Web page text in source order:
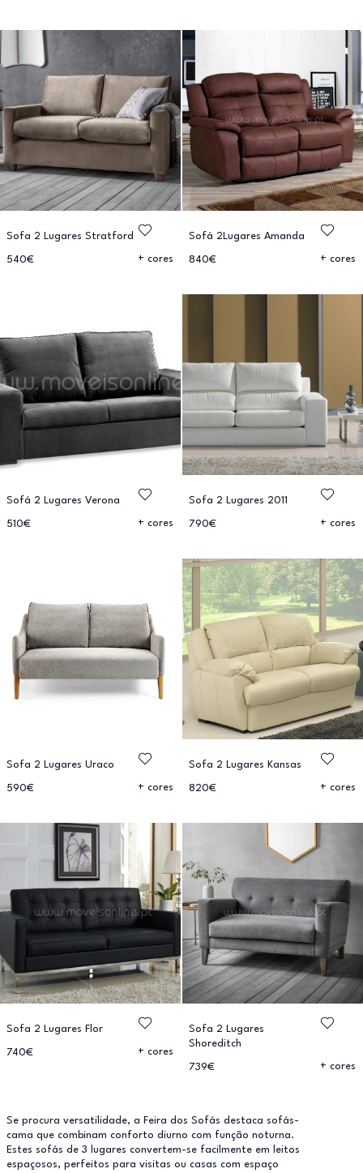
Sofa 2 Lugares Stratford
540€ + cores
Sofá 2Lugares Amanda
840€ + cores
Sofá 2 Lugares Verona
510€ + cores
Sofa 2 Lugares 2011
790€ + cores
Sofa 2 Lugares Uraco
590€ + cores
Sofa 2 Lugares Kansas
820€ + cores
Sofa 2 Lugares Flor
740€ + cores
Sofa 2 Lugares
Shoreditch
739€ + cores
Se procura versatilidade, a Feira dos Sofás destaca sofás-
cama que combinam conforto diurno com função noturna.
Estes sofás de 3 lugares convertem-se facilmente em leitos
espaçosos, perfeitos para visitas ou casas com espaço